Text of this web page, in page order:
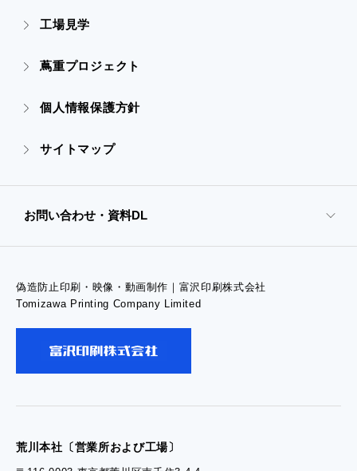
- CSR活動
- ぎぞらーず
- デザイン
工場見学
蔦重プロジェクト
個人情報保護方針
サイトマップ
お問い合わせ・資料DL
- お問い合わせTOP
- お問い合わせ
- 採用お問い合わせ
偽造防止印刷・映像・動画制作｜富沢印刷株式会社
Tomizawa Printing Company Limited
荒川本社〔営業所および工場〕